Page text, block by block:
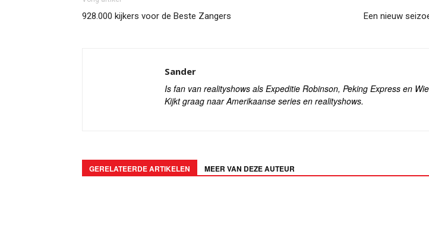
928.000 kijkers voor de Beste Zangers Een nieuw
Sander
Is fan van realityshows als Expeditie Robinson, Peking Express en
Kijkt graag naar Amerikaanse series en realityshows.
GERELATEERDE ARTIKELEN MEER VAN DEZE AUTEUR